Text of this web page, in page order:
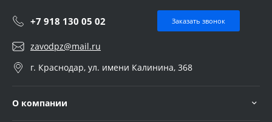
+7 918 130 05 02 Заказать звонок
zavodpz@mail.ru
г. Краснодар, ул. имени Калинина, 368
О компании